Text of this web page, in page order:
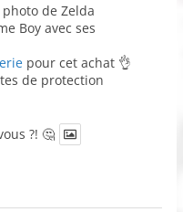
de Zelda
Boy avec ses
pour cet achat 👌
de protection
?! 🤔